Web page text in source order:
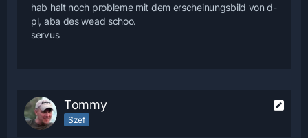
hab halt noch probleme mit dem erscheinungsbild von d-
pl, aba des wead schoo.
servus
Tommy
Szef